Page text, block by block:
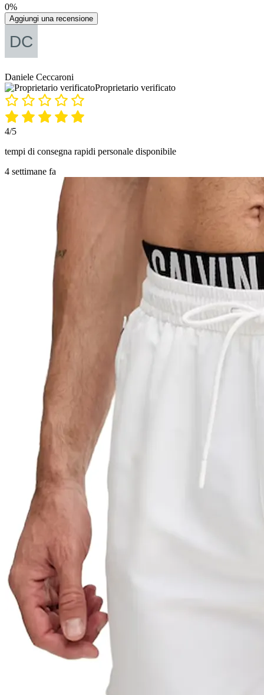
0%
Aggiungi una recensione
Daniele Ceccaroni
Proprietario verificato
4/5
tempi di consegna rapidi personale disponibile
4 settimane fa